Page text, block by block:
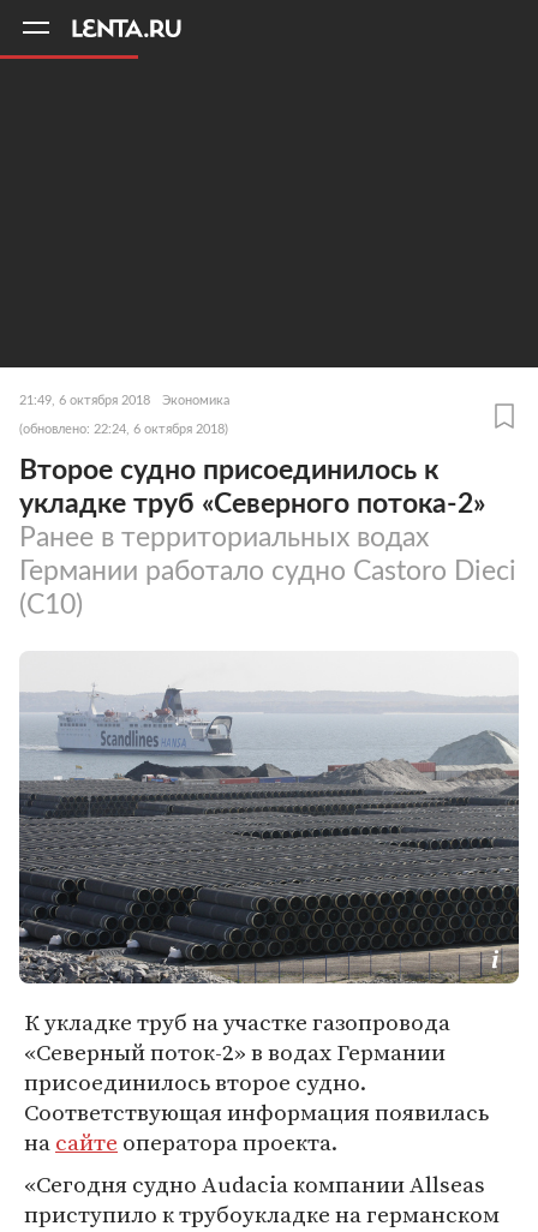
21:49, 6 октября 2018 Экономика
(обновлено: 22:24, 6 октября 2018)
Второе судно присоединилось к
укладке труб «Северного потока-2»
Ранее в территориальных водах
Германии работало судно Castoro Dieci
(C10)
К укладке труб на участке газопровода
«Северный поток-2» в водах Германии
присоединилось второе судно.
Соответствующая информация появилась
насайте оператора проекта.
«Сегодня судно Audacia компании Allseas
приступило к трубоукладке на германском